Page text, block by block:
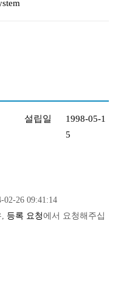
설립일
1998-05-1
5
26 09:41:14
, 등록 요청에서 요청해주십